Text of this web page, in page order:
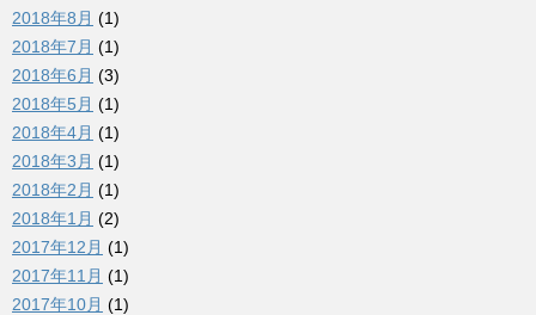
2018年8月 (1)
2018年7月 (1)
2018年6月 (3)
2018年5月 (1)
2018年4月 (1)
2018年3月 (1)
2018年2月 (1)
2018年1月 (2)
2017年12月 (1)
2017年11月 (1)
2017年10月 (1)